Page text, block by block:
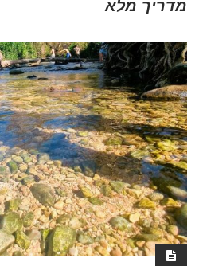
מדריך מלא